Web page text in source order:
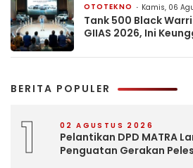
OTOTEKNO Kamis, 06
Tank 500 Black
GIIAS 2026, Ini
BERITA POPULER
1 02 AGUSTUS 2026
Pelantikan DPD MATRA
Penguatan Gerakan